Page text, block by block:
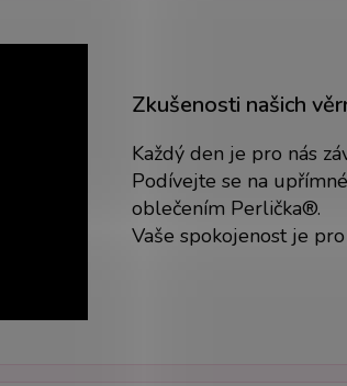
Zkušenosti našich
Každý den je pro nás
Podívejte se na
oblečením Perlička®.
Vaše spokojenost je